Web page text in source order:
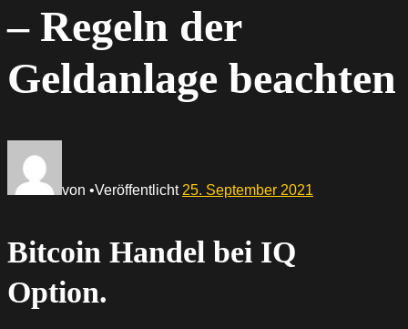
– Regeln der
Geldanlage beachten
von •Veröffentlicht 25. September 2021
Bitcoin Handel bei IQ
Option.